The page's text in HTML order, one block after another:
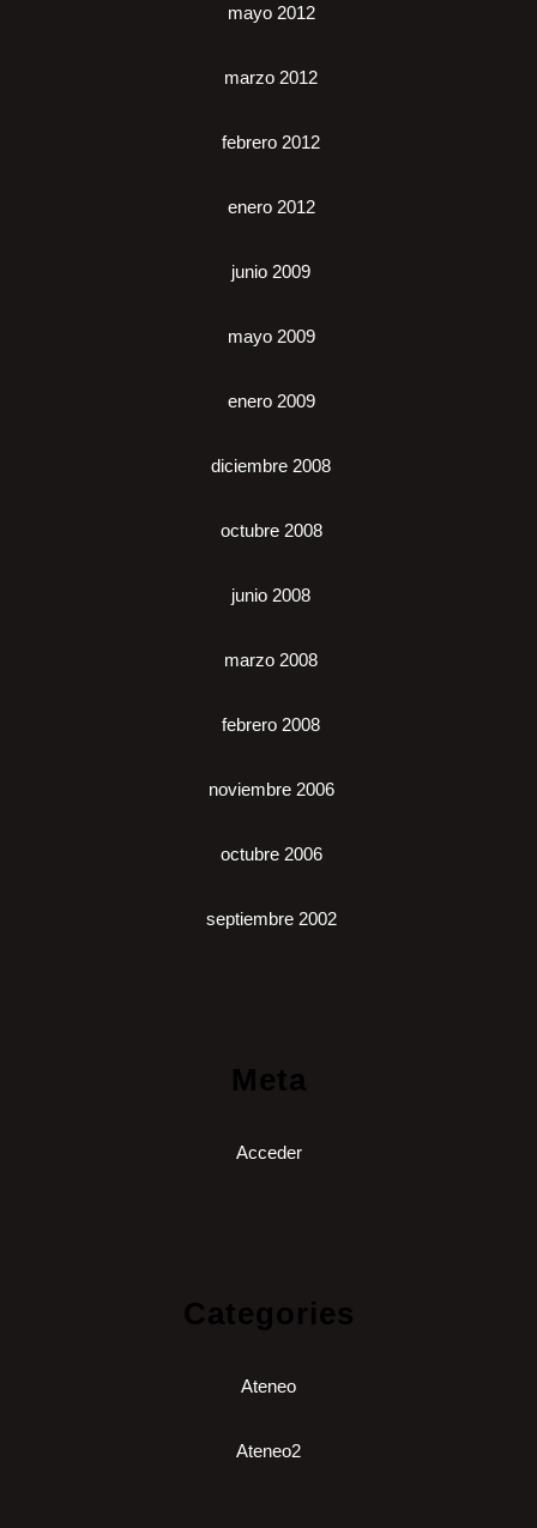
mayo 2012
marzo 2012
febrero 2012
enero 2012
junio 2009
mayo 2009
enero 2009
diciembre 2008
octubre 2008
junio 2008
marzo 2008
febrero 2008
noviembre 2006
octubre 2006
septiembre 2002
Meta
Acceder
Categories
Ateneo
Ateneo2